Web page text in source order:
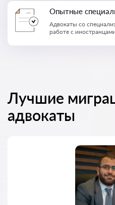
Опытные
Адвокаты со
работе с иностранцами
Лучшие
адвокаты